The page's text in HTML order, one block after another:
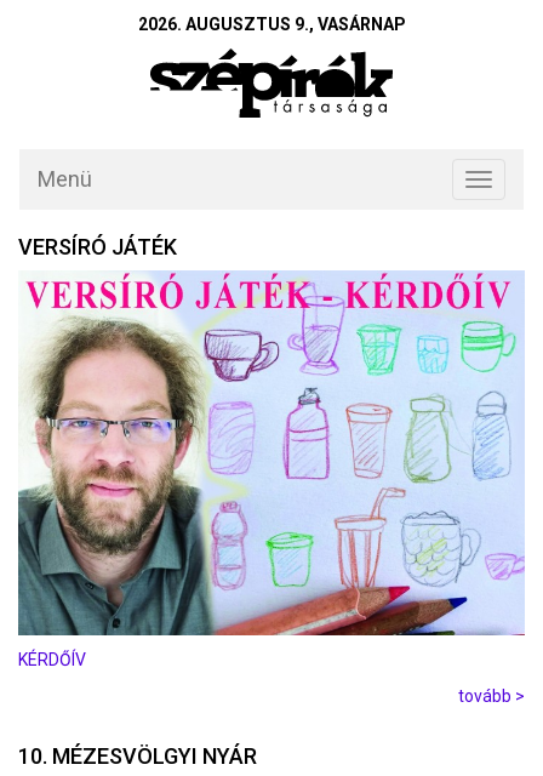
2026. AUGUSZTUS 9., VASÁRNAP
Toggle
Menü
VERSÍRÓ JÁTÉK
KÉRDŐÍV
tovább >
10. MÉZESVÖLGYI NYÁR